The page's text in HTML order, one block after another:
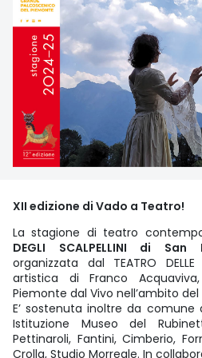
XII edizione di Vado a Teatro!
La stagione di teatro
DEGLI SCALPELLINI di
organizzata dal TEATRO
artistica di Franco
Piemonte dal Vivo nell’ambito
E’ sostenuta inoltre da comune
Istituzione Museo del
Pettinaroli, Fantini, Cimberio,
Crolla, Studio Morreale. In